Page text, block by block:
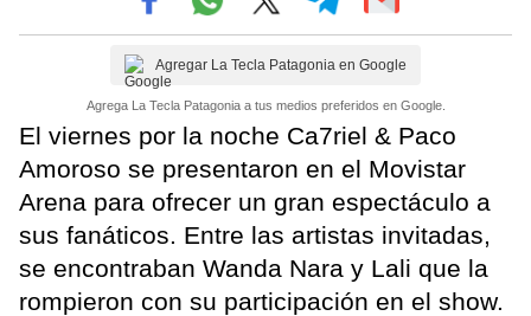
Agregar La Tecla Patagonia en Google
Agrega La Tecla Patagonia a tus medios preferidos en Google.
El viernes por la noche Ca7riel & Paco
Amoroso se presentaron en el Movistar
Arena para ofrecer un gran espectáculo a
sus fanáticos. Entre las artistas invitadas,
se encontraban Wanda Nara y Lali que la
rompieron con su participación en el show.